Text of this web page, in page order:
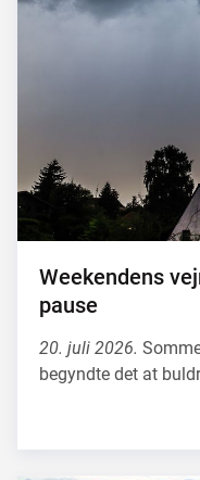
Weekendens
pause
20. juli 2026.
begyndte det at